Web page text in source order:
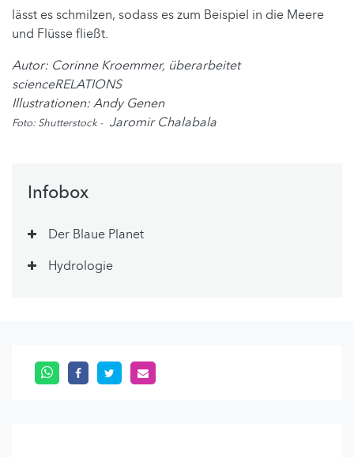
lässt es schmilzen, sodass es zum Beispiel in die Meere
und Flüsse fließt.
Autor: Corinne Kroemmer, überarbeitet
scienceRELATIONS
Illustrationen: Andy Genen
Foto: Shutterstock - Jaromir Chalabala
Infobox
Der Blaue Planet
Hydrologie